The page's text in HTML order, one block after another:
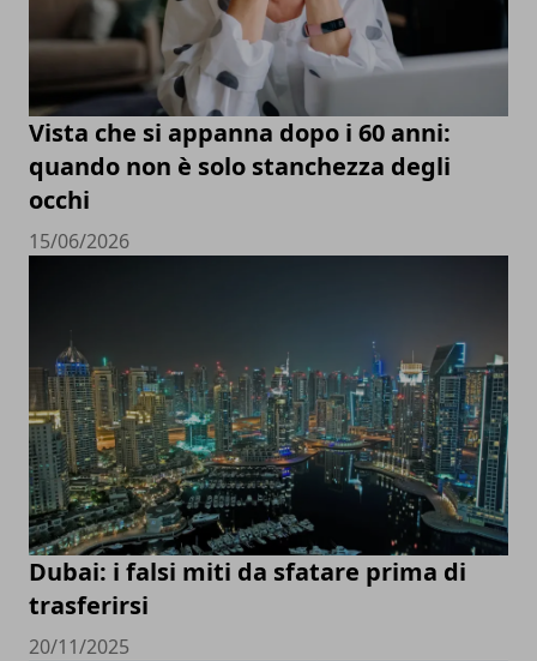
Vista che si appanna dopo i 60 anni:
quando non è solo stanchezza degli
occhi
15/06/2026
Dubai: i falsi miti da sfatare prima di
trasferirsi
20/11/2025